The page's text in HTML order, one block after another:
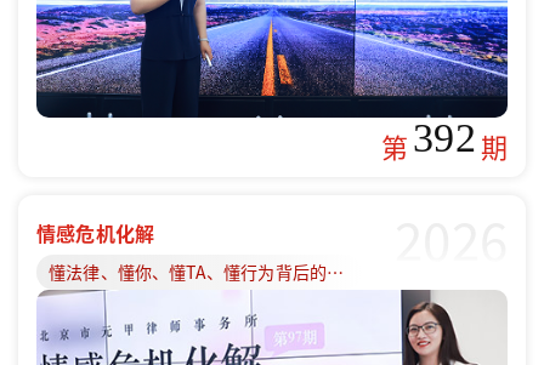
第392期
情感危机化解
懂法律、懂你、懂TA、懂行为背后的原因